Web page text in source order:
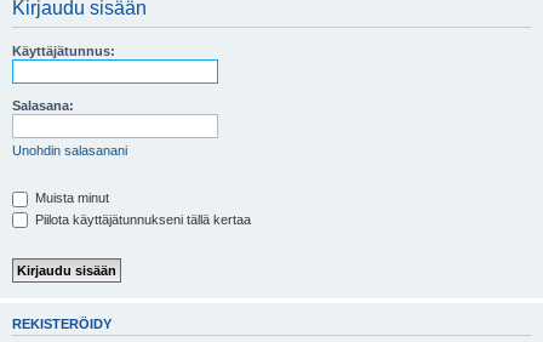
Kirjaudu sisään
Käyttäjätunnus:
Salasana:
Unohdin salasanani
Muista minut
Piilota käyttäjätunnukseni tällä kertaa
REKISTERÖIDY